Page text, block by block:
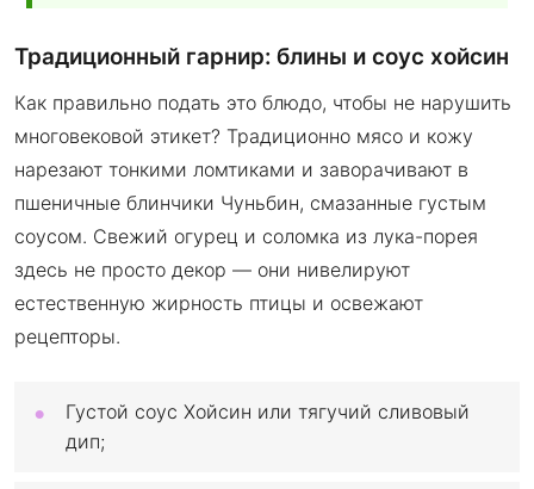
Традиционный гарнир: блины и соус хойсин
Как правильно подать это блюдо, чтобы не нарушить
многовековой этикет? Традиционно мясо и кожу
нарезают тонкими ломтиками и заворачивают в
пшеничные блинчики Чуньбин, смазанные густым
соусом. Свежий огурец и соломка из лука-порея
здесь не просто декор — они нивелируют
естественную жирность птицы и освежают
рецепторы.
Густой соус Хойсин или тягучий сливовый
дип;